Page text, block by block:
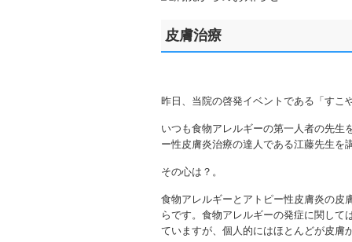
皮膚治療
昨日、当院の啓発イベントである「すこ
いつも食物アレルギーの第一人者の先生
ー性皮膚炎治療の達人である江藤先生を
その心は？。
食物アレルギーとアトピー性皮膚炎の皮
らです。食物アレルギーの発症に関して
ていますが、個人的にはほとんどが皮膚